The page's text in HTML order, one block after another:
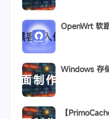
OpenWrt 软
Windows 存
【